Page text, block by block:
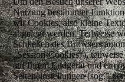
Nutzung bestimmter
wir Cookies, also kleine
abgelegt werden. Teilweise
Schließen des Browsers
„Session-Cookies“),
auf Ihrem Endgerät und
Seiteneinstellungen (sog.